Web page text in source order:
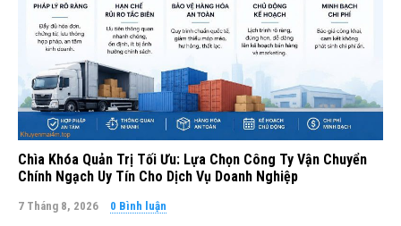
Chìa Khóa Quản Trị Tối Ưu: Lựa Chọn Công Ty Vận Chuyển
Chính Ngạch Uy Tín Cho Dịch Vụ Doanh Nghiệp
7 Tháng 8, 2026 0 Bình luận